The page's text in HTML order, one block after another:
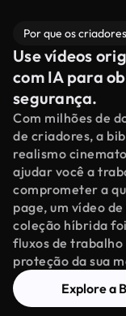
Por que os
Use vídeos
com IA para
segurança.
Com milhões de
de criadores, a
realismo
ajudar você a
comprometer a
page, um vídeo
coleção híbrida
fluxos de
proteção da sua
Explore a